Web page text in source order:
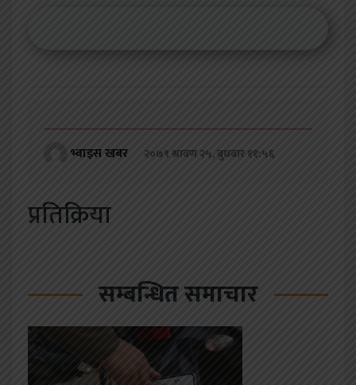
भ्वाइस खबर २०७९ श्रावण २५, बुधबार ११:५६
प्रतिक्रिया
सम्बन्धित समाचार